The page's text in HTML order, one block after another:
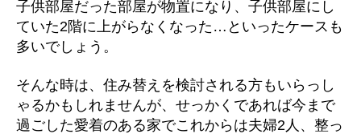
子供部屋だった部屋が物置になり、子供部屋にし
ていた2階に上がらなくなった…といったケースも
多いでしょう。
そんな時は、住み替えを検討される方もいらっし
ゃるかもしれませんが、せっかくであれば今まで
過ごした愛着のある家でこれからは夫婦2人、整っ